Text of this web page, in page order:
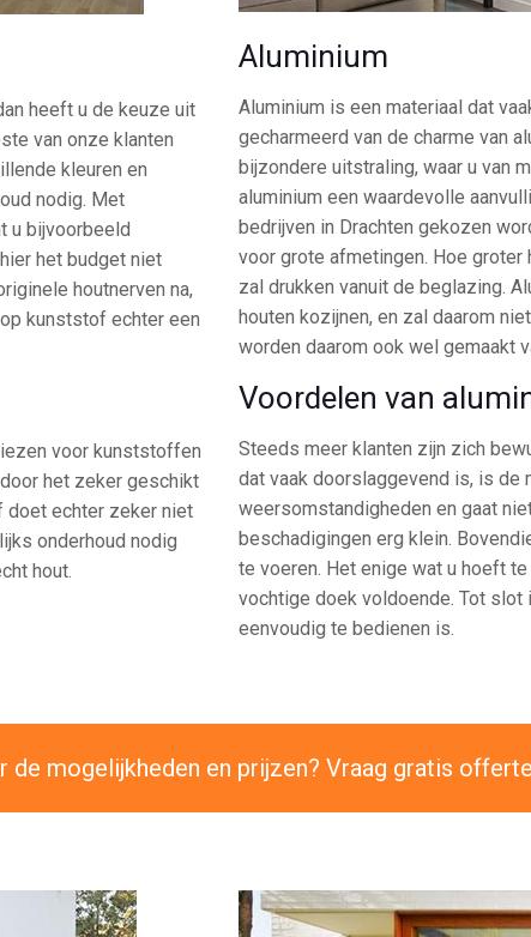
heeft u de keuze uit
van onze klanten
kleuren en
nodig. Met
u bijvoorbeeld
het budget niet
houtnerven na,
kunststof echter een
voor kunststoffen
het zeker geschikt
doet echter zeker niet
onderhoud nodig
hout.
Aluminium
Aluminium is een materiaal dat
gecharmeerd van de charme van
bijzondere uitstraling, waar u van
aluminium een waardevolle
bedrijven in Drachten gekozen
voor grote afmetingen. Hoe
zal drukken vanuit de beglazing.
houten kozijnen, en zal daarom
worden daarom ook wel gemaakt
Voordelen van
Steeds meer klanten zijn zich
dat vaak doorslaggevend is, is de
weersomstandigheden en gaat
beschadigingen erg klein.
te voeren. Het enige wat u hoeft
vochtige doek voldoende. Tot
eenvoudig te bedienen is.
de mogelijkheden en prijzen? Vraag gratis